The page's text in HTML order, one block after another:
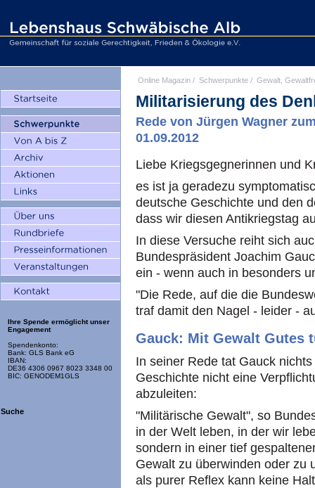
Ihre Spende ermöglicht unser
Engagement
Spendenkonto:
Bank: GLS Bank eG
IBAN:
DE36 4306 0967 8023 3348 00
BIC: GENODEM1GLS
Suche
Online Magazin / Schwerpunkte / Gewalt,
Militarisierung des
Rede von Jürgen Wagner
01.09.2012
Liebe Kriegsgegnerinnen und
es ist ja geradezu
deutsche Geschichte und den
dass wir diesen Antikriegstag
In diese Versuche reiht sich
Bundespräsident Joachim
ein - wenn auch in besonders
"Die Rede, auf die die
traf damit den Nagel - leider -
Gauck: Mit Gewalt Gutes
In seiner Rede tat Gauck
Geschichte nicht eine
abzuleiten:
"Militärische Gewalt", so
in der Welt leben, in der wir
sondern in einer tief
Gewalt zu überwinden oder zu
als purer Reflex kann keine